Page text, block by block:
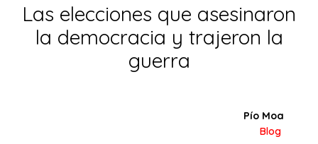
Las elecciones que asesinaron
la democracia y trajeron la
guerra
Pío Moa
Blog